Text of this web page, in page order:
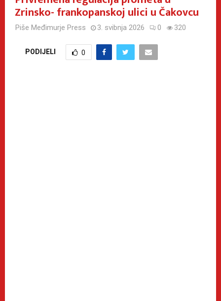
Zrinsko- frankopanskoj ulici u Čakovcu
Piše Međimurje Press 3. svibnja 2026 0 320
PODIJELI 0